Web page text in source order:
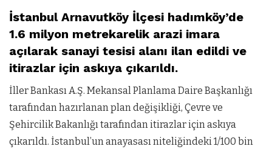
İstanbul Arnavutköy İlçesi hadımköy’de
1.6 milyon metrekarelik arazi imara
açılarak sanayi tesisi alanı ilan edildi ve
itirazlar için askıya çıkarıldı.
İller Bankası A.Ş. Mekansal Planlama Daire Başkanlığı
tarafından hazırlanan plan değişikliği, Çevre ve
Şehircilik Bakanlığı tarafından itirazlar için askıya
çıkarıldı. İstanbul’un anayasası niteliğindeki 1/100 bin